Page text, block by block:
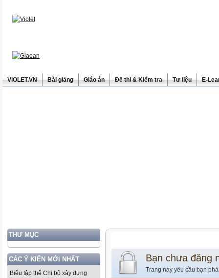
ViOLET.VN Bài giảng Giáo án Đề thi & Kiểm tra Tư liệu E-
THƯ MỤC
CÁC Ý KIẾN MỚI NHẤT
Biểu tập thể Chi bộ xây dựng
Bạn chưa đăng
Trang này yêu cầu bạn